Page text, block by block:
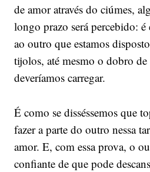
de amor através do ciúmes,
longo prazo será percebido: é
ao outro que estamos
tijolos, até mesmo o dobro
deveríamos carregar.
É como se disséssemos que
fazer a parte do outro nessa
amor. E, com essa prova, o
confiante de que pode